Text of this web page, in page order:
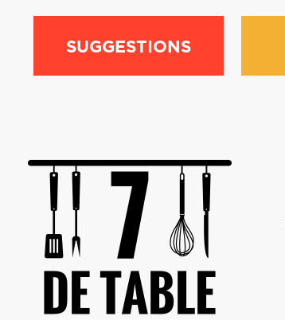
SUGGESTIONS